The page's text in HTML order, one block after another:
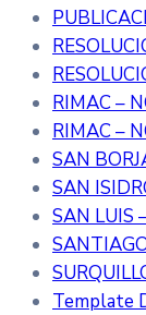
RIMAC –
RIMAC –
SAN
SAN
SAN LUIS
Template